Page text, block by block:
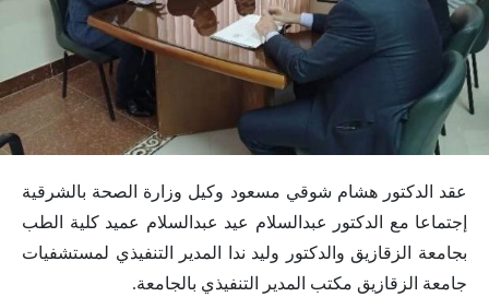
عقد الدكتور هشام شوقي مسعود وكيل وزارة الصحة بالشرقية
إجتماعا مع الدكتور عبدالسلام عيد عبدالسلام عميد كلية الطب
بجامعة الزقازيق والدكتور وليد ندا المدير التنفيذي لمستشفيات
جامعة الزقازيق مكتب المدير التنفيذي بالجامعة.